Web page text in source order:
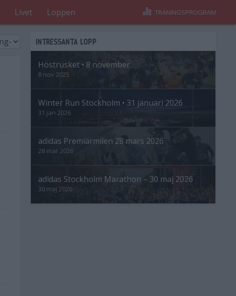
Livet Loppen TRÄNINGSPROGRAM
INTRESSANTA LOPP
Höstrusket • 8 november
8 nov 2025
Winter Run Stockholm • 31 januari 2026
31 jan 2026
adidas Premiärmilen 28 mars 2026
28 mar 2026
adidas Stockholm Marathon – 30 maj 2026
30 maj 2026